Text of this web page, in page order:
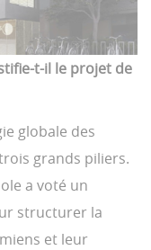
t-il le projet de
globale des
grands piliers.
a voté un
structurer la
et leur